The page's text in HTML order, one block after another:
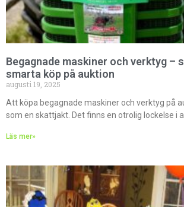
Begagnade maskiner och verktyg –
smarta köp på auktion
augusti 19, 2025
Att köpa begagnade maskiner och verktyg på
som en skattjakt. Det finns en otrolig lockelse i
Läs mer»